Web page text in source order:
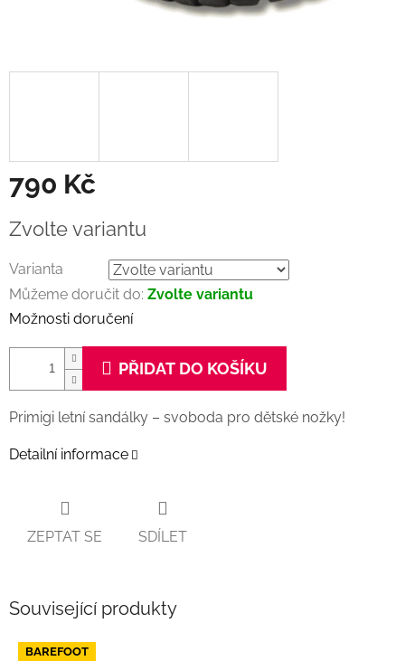
790 Kč
cena:
Zvolte variantu
Varianta
Můžeme doručit do: Zvolte variantu
Možnosti doručení
PŘIDAT DO KOŠÍKU
Primigi letní sandálky – svoboda pro dětské nožky!
Detailní informace
ZEPTAT SE SDÍLET
Související produkty
BAREFOOT